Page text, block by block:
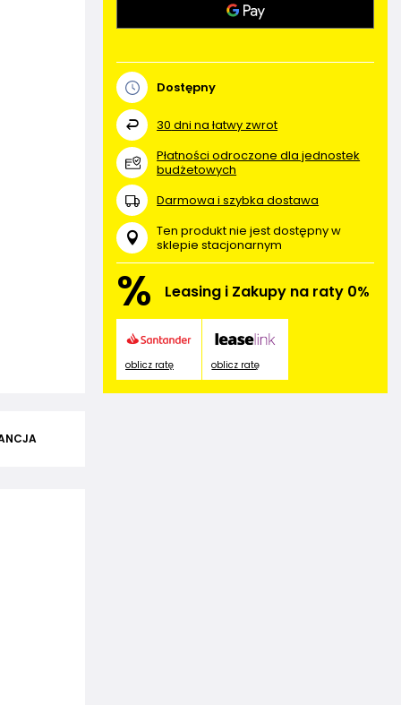
Dostępny
30 dni na łatwy zwrot
Płatności odroczone dla jednostek
budżetowych
Darmowa i szybka dostawa
Ten produkt nie jest dostępny w
sklepie stacjonarnym
% Leasing i Zakupy na raty 0%
oblicz ratę oblicz ratę